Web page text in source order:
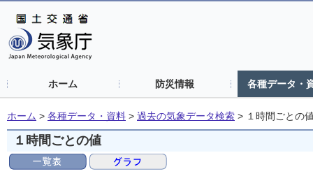
ホーム 防災情報 各種データ・
ホーム > 各種データ・資料 > 過去の気象データ検索 > １時間ごとの
１時間ごとの値